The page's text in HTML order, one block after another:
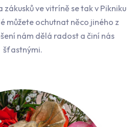
ve vitríně se tak v Pikniku
můžete ochutnat něco jiného z
nám dělá radost a činí nás
šťastnými.